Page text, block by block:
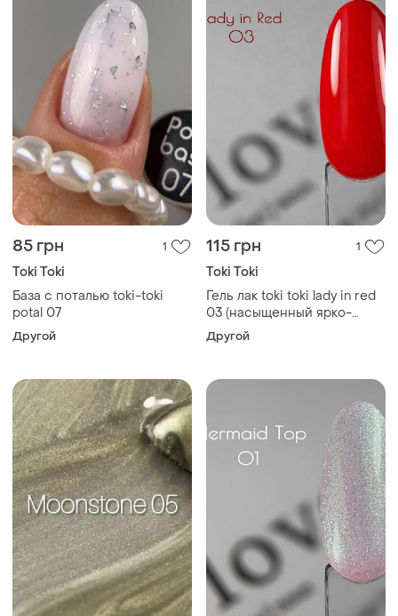
85 грн 1
Toki Toki
База с поталью toki-toki
potal 07
Другой
115 грн 1
Toki Toki
Гель лак toki toki lady in red
03 (насыщенный ярко-
красный)
Другой